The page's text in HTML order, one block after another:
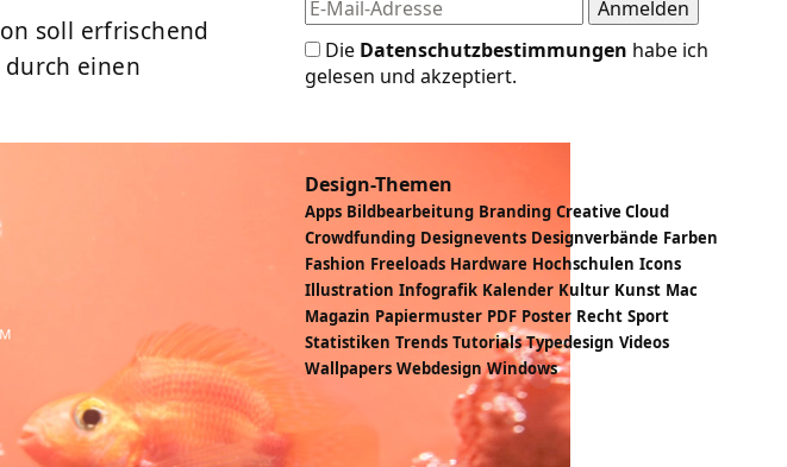
soll erfrischend
einen
Die Datenschutzbestimmungen habe ich
gelesen und akzeptiert.
Design-Themen
Apps Bildbearbeitung Branding Creative Cloud
Crowdfunding Designevents Designverbände Farben
Fashion Freeloads Hardware Hochschulen Icons
Illustration Infografik Kalender Kultur Kunst Mac
Magazin Papiermuster PDF Poster Recht Sport
Statistiken Trends Tutorials Typedesign Videos
Wallpapers Webdesign Windows